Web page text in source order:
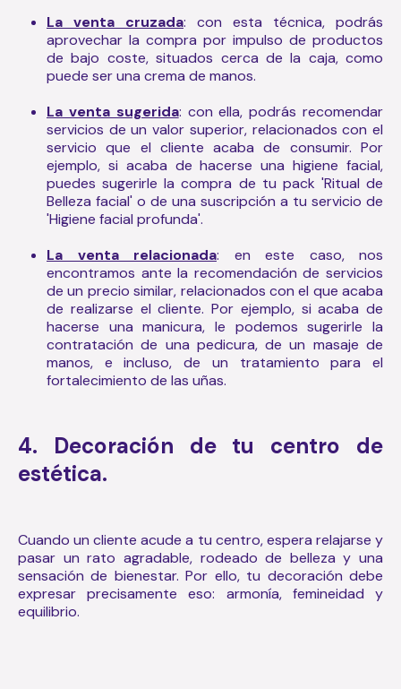
La venta cruzada: con esta técnica, podrás
aprovechar la compra por impulso de productos
de bajo coste, situados cerca de la caja, como
puede ser una crema de manos.
La venta sugerida: con ella, podrás recomendar
servicios de un valor superior, relacionados con el
servicio que el cliente acaba de consumir. Por
ejemplo, si acaba de hacerse una higiene facial,
puedes sugerirle la compra de tu pack 'Ritual de
Belleza facial' o de una suscripción a tu servicio de
'Higiene facial profunda'.
La venta relacionada: en este caso, nos
encontramos ante la recomendación de servicios
de un precio similar, relacionados con el que acaba
de realizarse el cliente. Por ejemplo, si acaba de
hacerse una manicura, le podemos sugerirle la
contratación de una pedicura, de un masaje de
manos, e incluso, de un tratamiento para el
fortalecimiento de las uñas.
4. Decoración de tu centro de
estética.
Cuando un cliente acude a tu centro, espera relajarse y
pasar un rato agradable, rodeado de belleza y una
sensación de bienestar. Por ello, tu decoración debe
expresar precisamente eso: armonía, femineidad y
equilibrio.